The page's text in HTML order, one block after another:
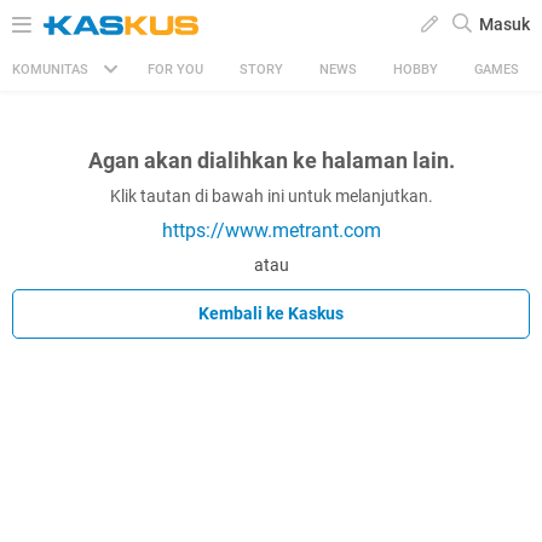
Masuk
KOMUNITAS FOR YOU STORY NEWS HOBBY GAMES
Agan akan dialihkan ke halaman lain.
Klik tautan di bawah ini untuk melanjutkan.
https://www.metrant.com
atau
Kembali ke Kaskus